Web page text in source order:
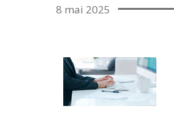
8 mai 2025